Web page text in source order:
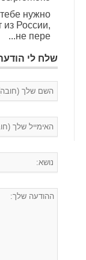
нужно
из России,
не пере...
שלח לי